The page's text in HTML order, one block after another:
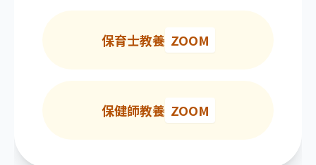
保育士教養 ZOOM
保健師教養 ZOOM